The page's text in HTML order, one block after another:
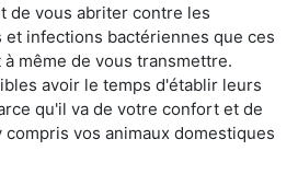
de vous abriter contre les
infections bactériennes que ces
même de vous transmettre.
avoir le temps d'établir leurs
qu'il va de votre confort et de
vos animaux domestiques